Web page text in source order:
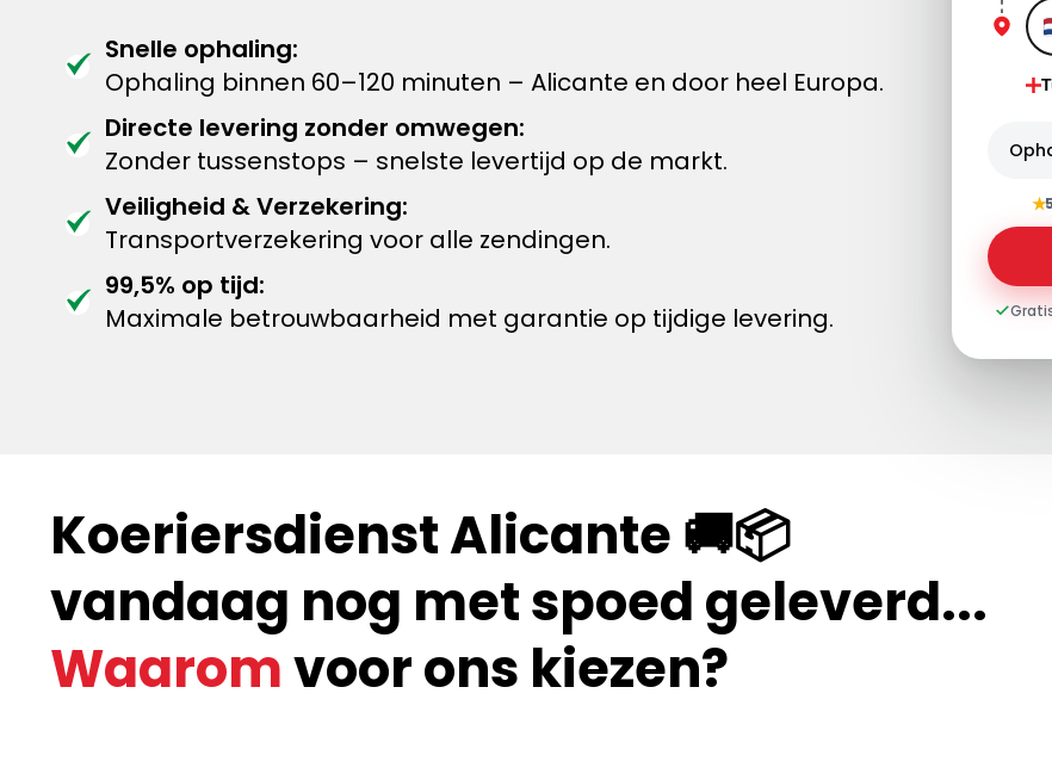
Snelle ophaling:
Ophaling binnen 60–120 minuten – Alicante en door heel Europa.
Directe levering zonder omwegen:
Zonder tussenstops – snelste levertijd op de markt.
Veiligheid & Verzekering:
Transportverzekering voor alle zendingen.
99,5% op tijd:
Maximale betrouwbaarheid met garantie op tijdige levering.
★
Koeriersdienst Alicante 🚚📦
vandaag nog met spoed geleverd...
Waaromvoor ons kiezen?